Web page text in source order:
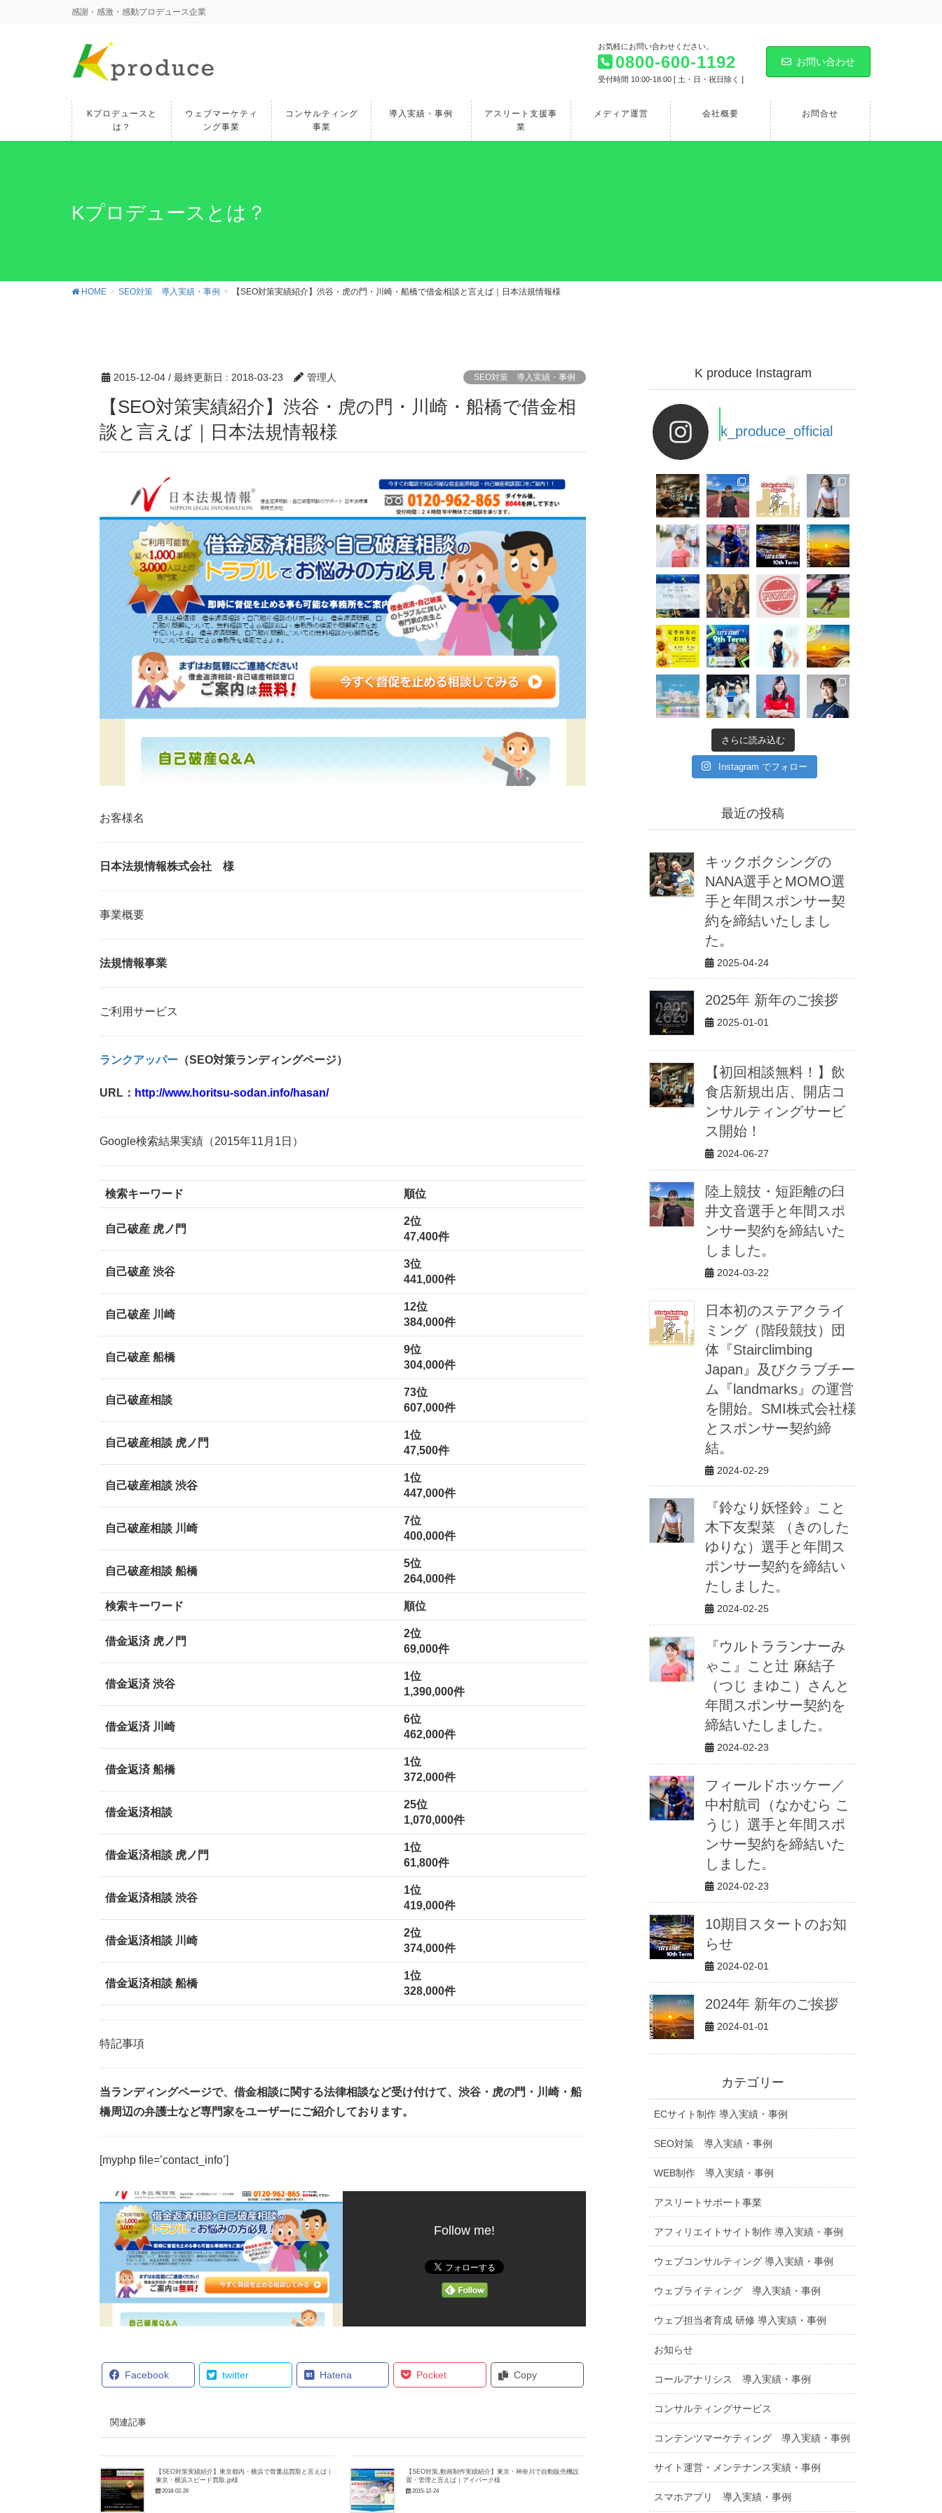
感謝・感激・感動プロデュース企業
お気軽にお問い合わせください。
0800-600-1192
受付時間 10:00-18:00 [ 土・日・祝日除く ]
お問い合わせ
Kプロデュースと
は？
ウェブマーケティ
ング事業
コンサルティング
事業
導入実績・事例
アスリート支援事
業
メディア運営 会社概要 お問合せ
Kプロデュースとは？
HOME SEO対策 導入実績・事例 【SEO対策実績紹介】渋谷・虎の門・川崎・船橋で借金相談と言えば｜日本法規情報様
2015-12-04 / 最終更新日 : 2018-03-23 管理人 SEO対策 導入実績・事例
【SEO対策実績紹介】渋谷・虎の門・川崎・船橋で借金相
談と言えば｜日本法規情報様
お客様名
日本法規情報株式会社 様
事業概要
法規情報事業
ご利用サービス
ランクアッパー （SEO対策ランディングページ）
URL： http://www.horitsu-sodan.info/hasan/
Google検索結果実績（2015年11月1日）
検索キーワード 順位
自己破産 虎ノ門
2位
47,400件
自己破産 渋谷
3位
441,000件
自己破産 川崎
12位
384,000件
自己破産 船橋
9位
304,000件
自己破産相談
73位
607,000件
自己破産相談 虎ノ門
1位
47,500件
自己破産相談 渋谷
1位
447,000件
自己破産相談 川崎
7位
400,000件
自己破産相談 船橋
5位
264,000件
検索キーワード 順位
借金返済 虎ノ門
2位
69,000件
借金返済 渋谷
1位
1,390,000件
借金返済 川崎
6位
462,000件
借金返済 船橋
1位
372,000件
借金返済相談
25位
1,070,000件
借金返済相談 虎ノ門
1位
61,800件
借金返済相談 渋谷
1位
419,000件
借金返済相談 川崎
2位
374,000件
借金返済相談 船橋
1位
328,000件
特記事項
当ランディングページで、借金相談に関する法律相談など受け付けて、渋谷・虎の門・川崎・船
橋周辺の弁護士など専門家をユーザーにご紹介しております。
[myphp file=’contact_info’]
Follow me!
Facebook twitter Hatena Pocket Copy
関連記事
【SEO対策実績紹介】東京都内・横浜で骨董品買取と言えば｜
東京・横浜スピード買取.jp様
2018-02-26
【SEO対策,動画制作実績紹介】東京・神奈川で自動販売機設
置・管理と言えば｜アイパーク様
2015-12-24
K produce Instagram
k_produce_official
さらに読み込む
Instagram でフォロー
最近の投稿
キックボクシングの
NANA選手とMOMO選
手と年間スポンサー契
約を締結いたしまし
た。
2025-04-24
2025年 新年のご挨拶
2025-01-01
【初回相談無料！】飲
食店新規出店、開店コ
ンサルティングサービ
ス開始！
2024-06-27
陸上競技・短距離の臼
井文音選手と年間スポ
ンサー契約を締結いた
しました。
2024-03-22
日本初のステアクライ
ミング（階段競技）団
体『Stairclimbing
Japan』及びクラブチー
ム『landmarks』の運営
を開始。SMI株式会社様
とスポンサー契約締
結。
2024-02-29
『鈴なり妖怪鈴』こと
木下友梨菜 （きのした
ゆりな）選手と年間ス
ポンサー契約を締結い
たしました。
2024-02-25
『ウルトラランナーみ
ゃこ』こと辻 麻結子
（つじ まゆこ）さんと
年間スポンサー契約を
締結いたしました。
2024-02-23
フィールドホッケー／
中村航司（なかむら こ
うじ）選手と年間スポ
ンサー契約を締結いた
しました。
2024-02-23
10期目スタートのお知
らせ
2024-02-01
2024年 新年のご挨拶
2024-01-01
カテゴリー
ECサイト制作 導入実績・事例
SEO対策 導入実績・事例
WEB制作 導入実績・事例
アスリートサポート事業
アフィリエイトサイト制作 導入実績・事例
ウェブコンサルティング 導入実績・事例
ウェブライティング 導入実績・事例
ウェブ担当者育成 研修 導入実績・事例
お知らせ
コールアナリシス 導入実績・事例
コンサルティングサービス
コンテンツマーケティング 導入実績・事例
サイト運営・メンテナンス実績・事例
スマホアプリ 導入実績・事例